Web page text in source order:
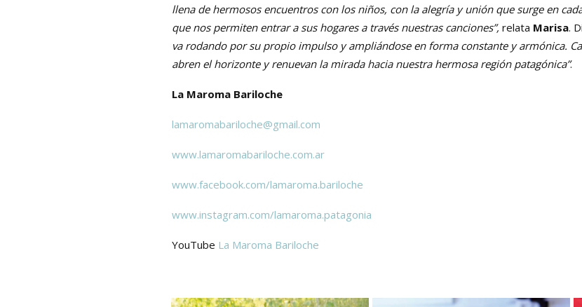
llena de hermosos encuentros con los niños, con la alegría y unión que surge en
que nos permiten entrar a sus hogares a través nuestras canciones”,relata Marisa.
va rodando por su propio impulso y ampliándose en forma constante y armónica.
abren el horizonte y renuevan la mirada hacia nuestra hermosa región patagónica”.
La Maroma Bariloche
lamaromabariloche@gmail.com
www.lamaromabariloche.com.ar
www.facebook.com/lamaroma.bariloche
www.instagram.com/lamaroma.patagonia
YouTube La Maroma Bariloche